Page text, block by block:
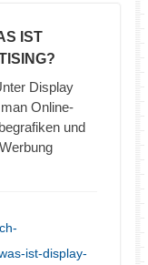
IST
Display
Online-
und
ist-display-